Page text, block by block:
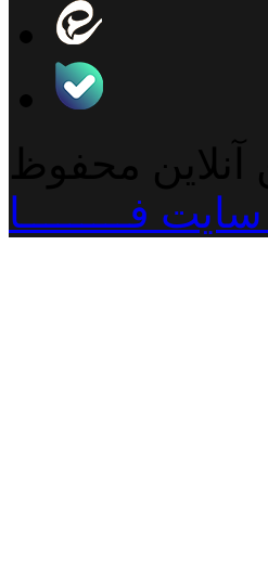
آنلاین محفوظ
فـــــــــا